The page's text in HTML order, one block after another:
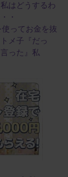
はどうするわ
・
ってお金を抜
メ子『だっ
った』私